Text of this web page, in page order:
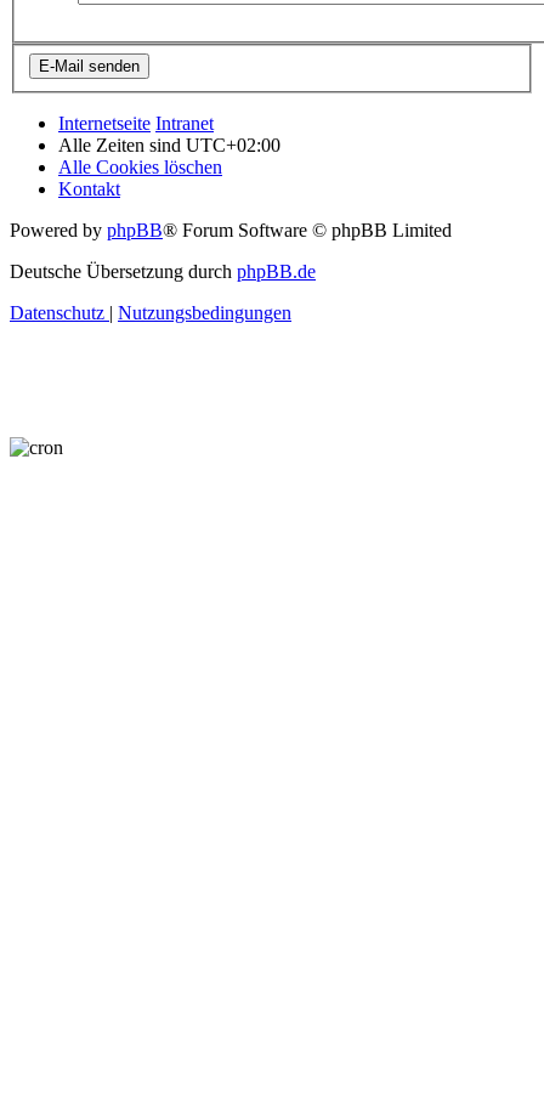
Internetseite Intranet
Alle Zeiten sind UTC+02:00
Alle Cookies löschen
Kontakt
Powered by phpBB® Forum Software © phpBB Limited
Deutsche Übersetzung durch phpBB.de
Datenschutz | Nutzungsbedingungen